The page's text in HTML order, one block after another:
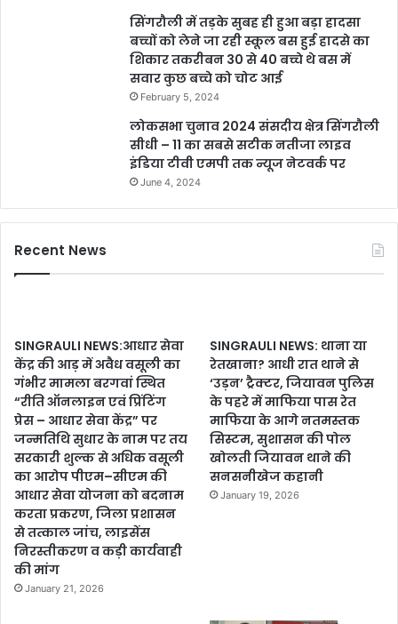
सिंगरौली में तड़के सुबह ही हुआ बड़ा हादसा
बच्चों को लेने जा रही स्कूल बस हुई हादसे का
शिकार तकरीबन 30 से 40 बच्चे थे बस में
सवार कुछ बच्चे को चोट आई
February 5, 2024
लोकसभा चुनाव 2024 संसदीय क्षेत्र सिंगरौली
सीधी – 11 का सबसे सटीक नतीजा लाइव
इंडिया टीवी एमपी तक न्यूज नेटवर्क पर
June 4, 2024
Recent News
SINGRAULI NEWS:आधार सेवा
केंद्र की आड़ में अवैध वसूली का
गंभीर मामला बरगवां स्थित
“रीति ऑनलाइन एवं प्रिंटिंग
प्रेस – आधार सेवा केंद्र” पर
जन्मतिथि सुधार के नाम पर तय
सरकारी शुल्क से अधिक वसूली
का आरोप पीएम–सीएम की
आधार सेवा योजना को बदनाम
करता प्रकरण, जिला प्रशासन
से तत्काल जांच, लाइसेंस
निरस्तीकरण व कड़ी कार्यवाही
की मांग
January 21, 2026
SINGRAULI NEWS: थाना या
रेतखाना? आधी रात थाने से
‘उड़न’ ट्रैक्टर, जियावन पुलिस
के पहरे में माफिया पास रेत
माफिया के आगे नतमस्तक
सिस्टम, सुशासन की पोल
खोलती जियावन थाने की
सनसनीखेज कहानी
January 19, 2026